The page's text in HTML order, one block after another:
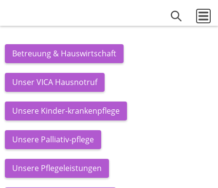
Betreuung & Hauswirtschaft
Unser VICA Hausnotruf
Unsere Kinder-krankenpflege
Unsere Palliativ-pflege
Unsere Pflegeleistungen